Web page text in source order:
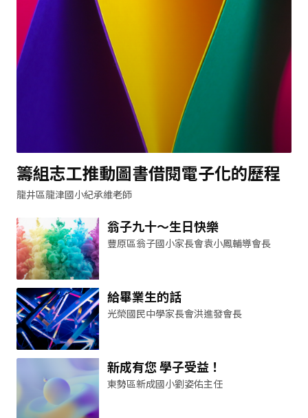
籌組志工推動圖書借閱電子化的歷程
龍井區龍津國小紀承維老師
翁子九十～生日快樂
豐原區翁子國小家長會袁小鳳輔導會長
給畢業生的話
光榮國民中學家長會洪進發會長
新成有您 學子受益！
東勢區新成國小劉姿佑主任